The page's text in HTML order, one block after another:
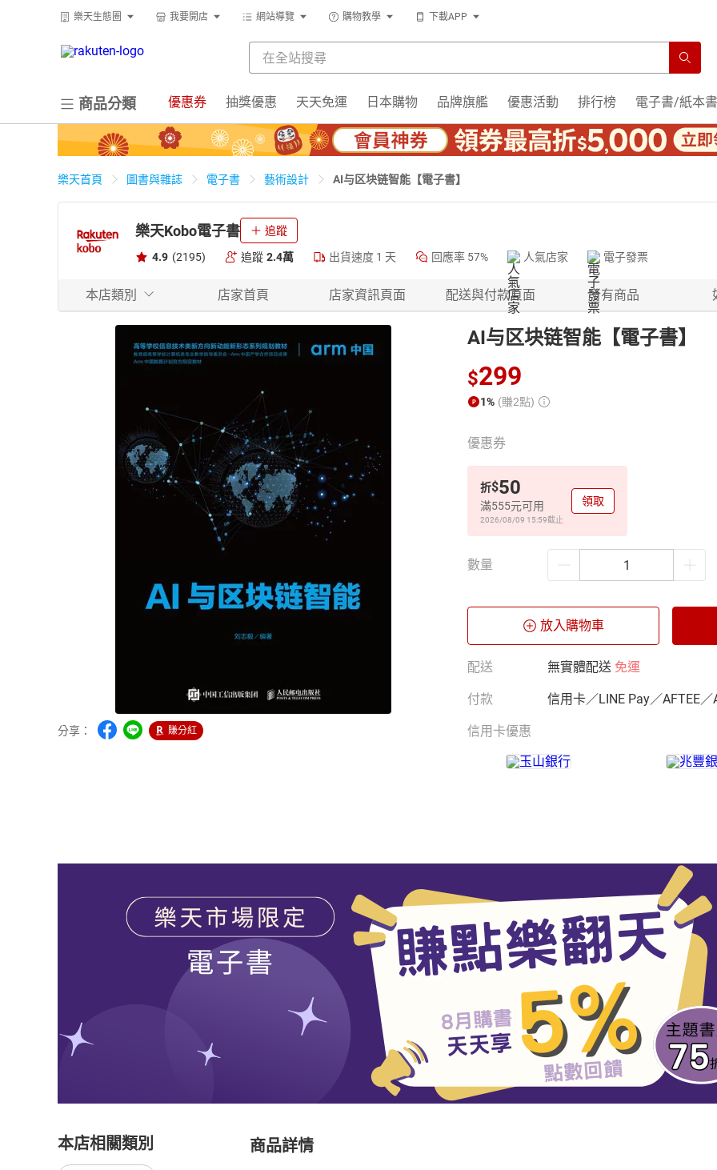
樂天生態圈 我要開店 網站導覽 購物教學 下載APP
商品分類 優惠券 抽獎優惠 天天免運 日本購物 品牌旗艦 優惠活動 排行榜 電子書/紙本書
樂天首頁 圖書與雜誌 電子書 藝術設計 AI与区块链智能【電子書】
樂天Kobo電子書 追蹤
4.9 (2195) 追蹤 2.4萬 出貨速度 1 天 回應率 57% 人氣店家 電子發票
本店類別 店家首頁 店家資訊頁面 配送與付款頁面 所有商品
分享： 賺分紅
AI与区块链智能【電子書】
$299
1% (賺2點)
優惠券
折$50
滿555元可用
2026/08/09 15:59截止
領取
數量
放入購物車
配送 無實體配送 免運
付款 信用卡／LINE Pay／AFTEE／
信用卡優惠
本店相關類別 商品詳情